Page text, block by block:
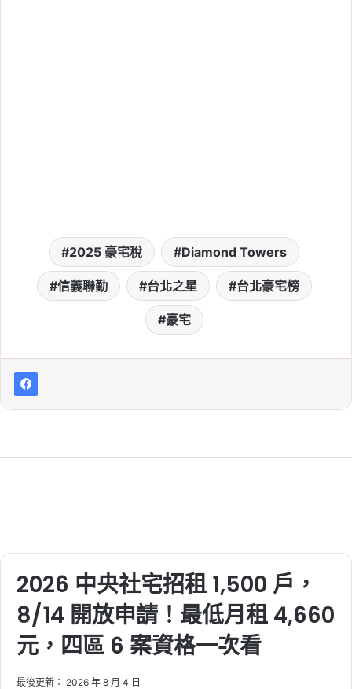
【璞永敦仰】實價登錄、地點分
析，傳周杰倫買 4 戶等相關討
論
2025 豪宅稅 Diamond Towers
信義聯勤 台北之星 台北豪宅榜
豪宅
2026 中央社宅招租 1,500 戶，
8/14 開放申請！最低月租 4,660
元，四區 6 案資格一次看
最後更新： 2026 年 8 月 4 日